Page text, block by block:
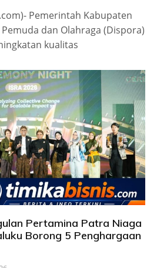
Pemerintah Kabupaten
dan Olahraga (Dispora)
kualitas
Pertamina Patra Niaga
Borong 5 Penghargaan